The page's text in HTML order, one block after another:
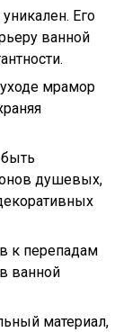
Его
ванной
мрамор
душевых,
к перепадам
ванной
материал,